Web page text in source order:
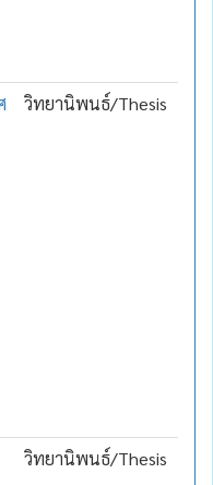
วิทยานิพนธ์/Thesis
วิทยานิพนธ์/Thesis